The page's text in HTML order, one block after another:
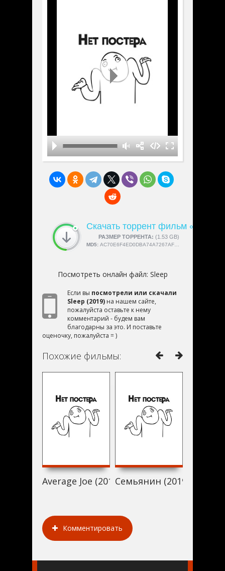
Скачать торрент фильм «Sleep»
РАЗМЕР ТОРРЕНТА: (1.53 GB)
СКАЧАЛИ:4189
MD5: AC70E6F4ED0DBA74A7267AF0ECDF2EE5
Посмотреть онлайн файл: Sleep
Если вы посмотрели или скачали
Sleep (2019) на нашем сайте,
пожалуйста оставьте к нему
комментарий - будем вам
благодарны за это. И поставьте
оценочку, пожалуйста = )
Похожие фильмы:
Average Joe (2019)Семьянин (2019)
Комментировать